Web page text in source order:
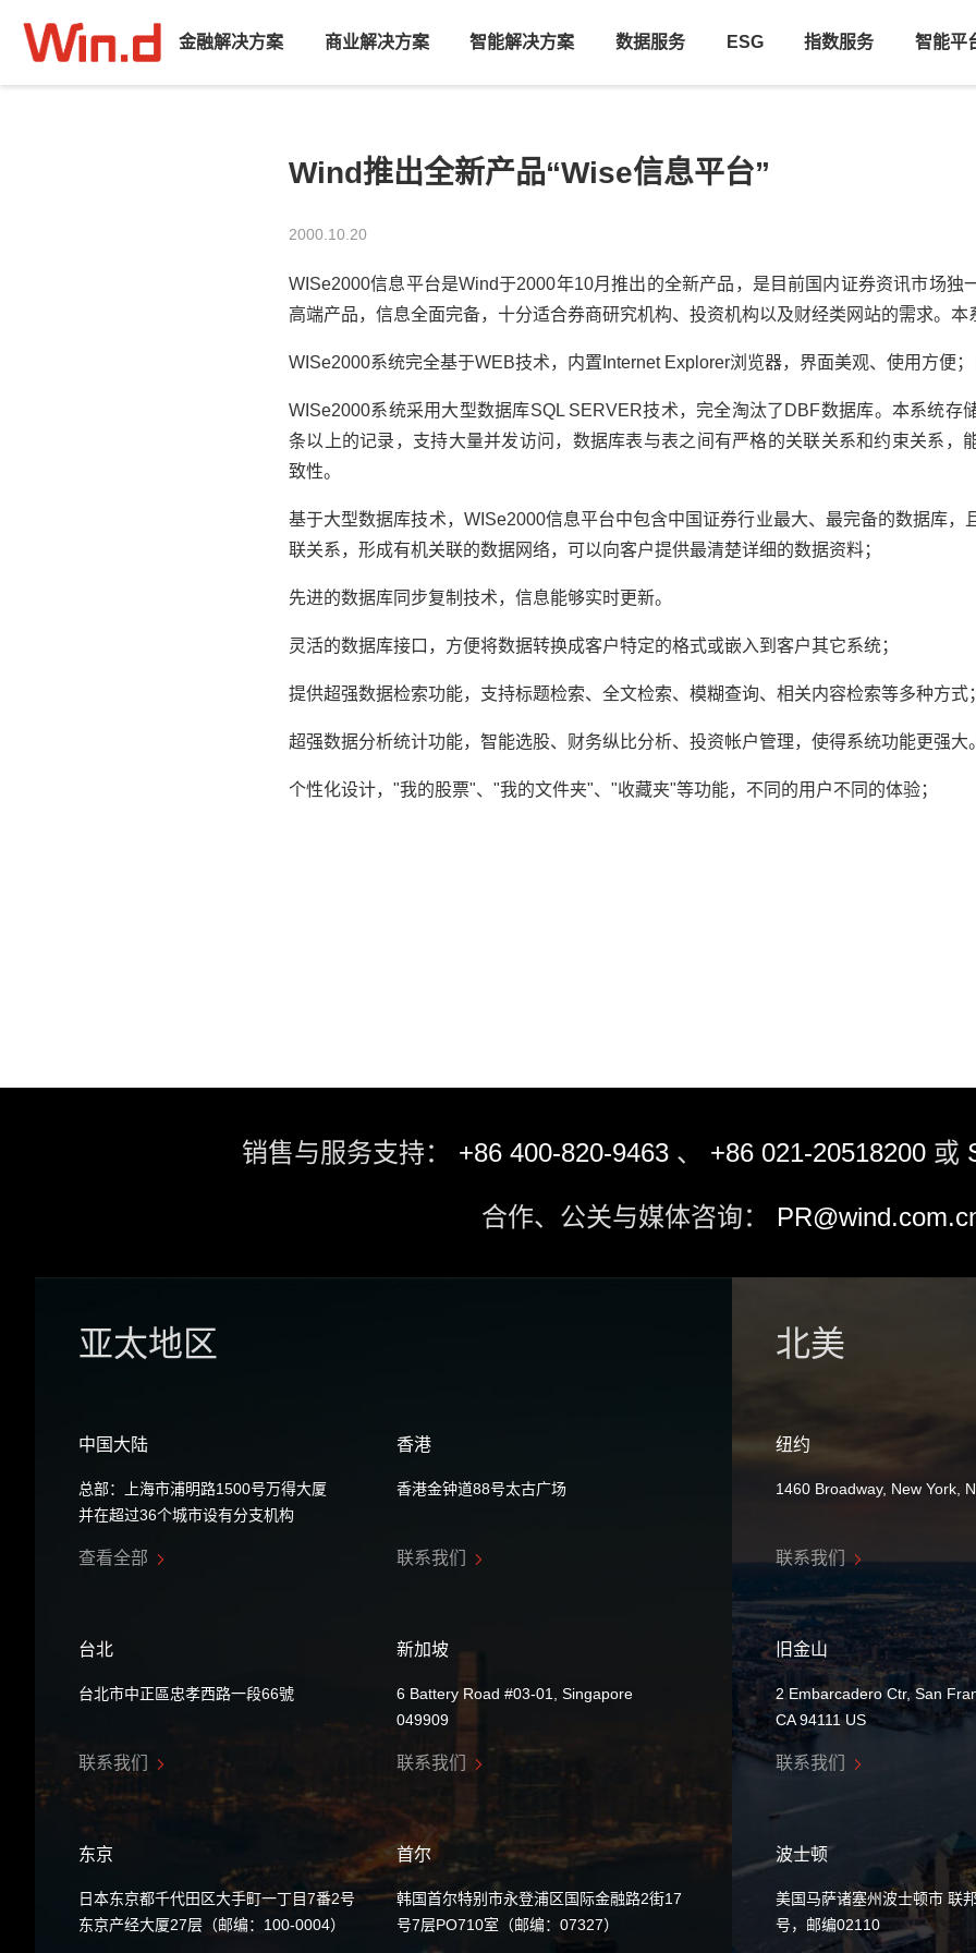
金融解决方案 商业解决方案 智能解决方案 数据服务 ESG 指数服务 智能平
Wind推出全新产品“Wise信息平台”
2000.10.20
WISe2000信息平台是Wind于2000年10月推出的全新产品，是目前国内证券资讯市场独
高端产品，信息全面完备，十分适合券商研究机构、投资机构以及财经类网站的需求。本
WISe2000系统完全基于WEB技术，内置Internet Explorer浏览器，界面美观、使用方便；
WISe2000系统采用大型数据库SQL SERVER技术，完全淘汰了DBF数据库。本系统存
条以上的记录，支持大量并发访问，数据库表与表之间有严格的关联关系和约束关系，
致性。
基于大型数据库技术，WISe2000信息平台中包含中国证券行业最大、最完备的数据库，
联关系，形成有机关联的数据网络，可以向客户提供最清楚详细的数据资料；
先进的数据库同步复制技术，信息能够实时更新。
灵活的数据库接口，方便将数据转换成客户特定的格式或嵌入到客户其它系统；
提供超强数据检索功能，支持标题检索、全文检索、模糊查询、相关内容检索等多种方式；
超强数据分析统计功能，智能选股、财务纵比分析、投资帐户管理，使得系统功能更强大。
个性化设计，"我的股票"、"我的文件夹"、"收藏夹"等功能，不同的用户不同的体验；
销售与服务支持： +86 400-820-9463 、 +86 021-20518200 或
合作、公关与媒体咨询：
亚太地区
中国大陆
总部：上海市浦明路1500号万得大厦
并在超过36个城市设有分支机构
查看全部
香港
香港金钟道88号太古广场
联系我们
台北
台北市中正區忠孝西路一段66號
联系我们
新加坡
6 Battery Road #03-01, Singapore
049909
联系我们
东京
日本东京都千代田区大手町一丁目7番2号
东京产经大厦27层（邮编：100-0004）
首尔
韩国首尔特别市永登浦区国际金融路2街17
号7层PO710室（邮编：07327）
北美
纽约
1460 Broadway, New York,
联系我们
旧金山
2 Embarcadero Ctr, San
CA 94111 US
联系我们
波士顿
美国马萨诸塞州波士顿市 联
号，邮编02110